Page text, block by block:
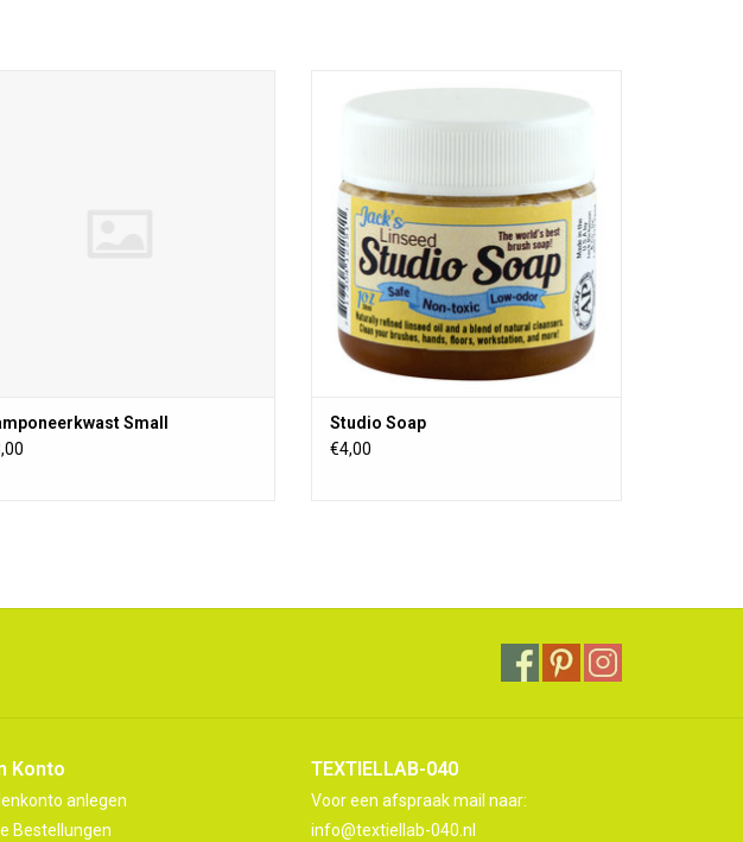
Small
zum Reinigen aller Bürsten / Bürsten
Studio Soap
€4,00
Konto
anlegen
Bestellungen
TEXTIELLAB-040
Voor een afspraak mail naar:
info@textiellab-040.nl